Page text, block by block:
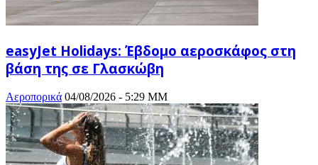
easyJet Holidays: Έβδομο αεροσκάφος στη
βάση της σε Γλασκώβη
Αεροπορικά 04/08/2026 - 5:29 ΜΜ